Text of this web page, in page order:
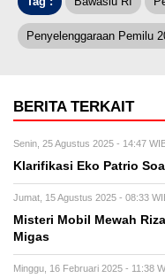
Penyelenggaraan Pemilu
BERITA TERKAIT
Senin, 25 Agustus 2025 - 14:47
Klarifikasi Eko Patrio
Jumat, 15 Agustus 2025 - 08:33
Misteri Mobil Mewah
Migas
Minggu, 16 Februari 2025 - 11:38